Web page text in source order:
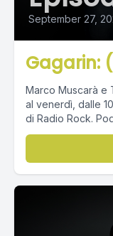
September 27,
Gagarin:
Marco Muscarà e
al venerdì, dalle
di Radio Rock.